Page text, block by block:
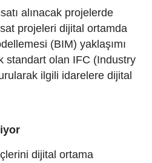
alınacak projelerde
projeleri dijital ortamda
(BIM) yaklaşımı
standart olan IFC (Industry
ilgili idarelere dijital
dijital ortama